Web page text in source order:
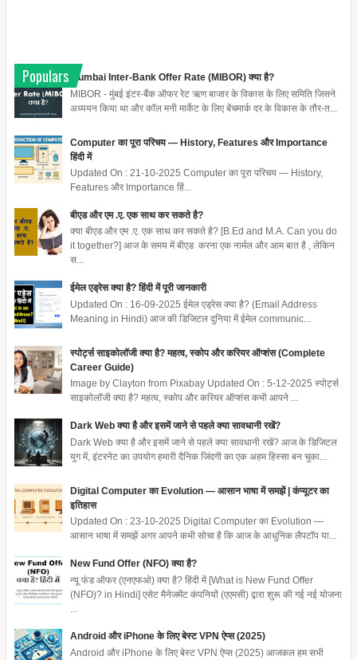
Populars
Mumbai Inter-Bank Offer Rate (MIBOR) क्या है?
MIBOR - मुंबई इंटर-बैंक ऑफर रेट ऋण बाजार के विकास के लिए समिति जिसने
अध्ययन किया था और कॉल मनी मार्केट के लिए बेंचमार्क दर के विकास के तौर-त...
Computer का पूरा परिचय — History, Features और Importance
हिंदी में
Updated On : 21-10-2025 Computer का पूरा परिचय — History,
Features और Importance हिं...
बीएड और एम .ए. एक साथ कर सकते है?
क्या बीएड और एम .ए. एक साथ कर सकते है? [B.Ed and M.A. Can you do
it together?] आज के समय में बीएड करना एक नार्मल और आम बात है , लेकिन
स...
ईमेल एड्रेस क्या है? हिंदी में पूरी जानकारी
Updated On : 16-09-2025 ईमेल एड्रेस क्या है? (Email Address
Meaning in Hindi) आज की डिजिटल दुनिया में ईमेल communic...
स्पोर्ट्स साइकोलॉजी क्या है? महत्व, स्कोप और करियर ऑप्शंस (Complete
Career Guide)
Image by Clayton from Pixabay Updated On : 5-12-2025 स्पोर्ट्स
साइकोलॉजी क्या है? महत्व, स्कोप और करियर ऑप्शंस कभी आपने ...
Dark Web क्या है और इसमें जाने से पहले क्या सावधानी रखें?
Dark Web क्या है और इसमें जाने से पहले क्या सावधानी रखें? आज के डिजिटल
युग में, इंटरनेट का उपयोग हमारी दैनिक जिंदगी का एक अहम हिस्सा बन चुका...
Digital Computer का Evolution — आसान भाषा में समझें | कंप्यूटर का
इतिहास
Updated On : 23-10-2025 Digital Computer का Evolution —
आसान भाषा में समझें अगर आपने कभी सोचा है कि आज के आधुनिक लैपटॉप या...
New Fund Offer (NFO) क्या है?
न्यू फंड ऑफर (एनएफओ) क्या है? हिंदी में [What is New Fund Offer
(NFO)? in Hindi] एसेट मैनेजमेंट कंपनियों (एएमसी) द्वारा शुरू की गई नई योजना
Android और iPhone के लिए बेस्ट VPN ऐप्स (2025)
Android और iPhone के लिए बेस्ट VPN ऐप्स (2025) आजकल हम सभी